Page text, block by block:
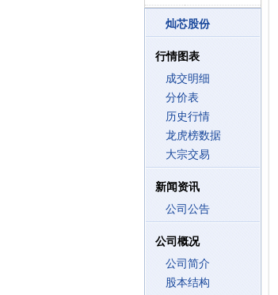
灿芯股份
行情图表
成交明细
分价表
历史行情
龙虎榜数据
大宗交易
新闻资讯
公司公告
公司概况
公司简介
股本结构